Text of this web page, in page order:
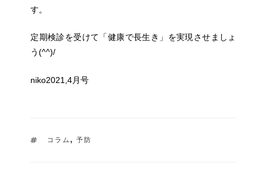
す。
定期検診を受けて「健康で長生き」を実現させましょ
う(^^)/
niko2021,4月号
タ
コラム , 予防